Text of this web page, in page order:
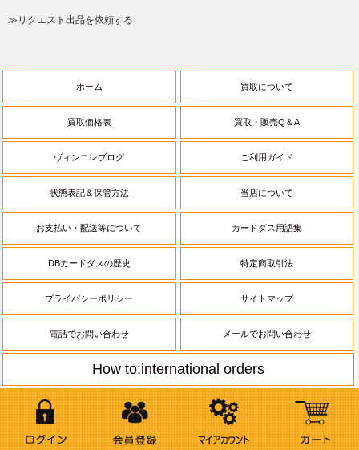
≫リクエスト出品を依頼する
ホーム 買取について
買取価格表 買取・販売Q＆A
ヴィンコレブログ ご利用ガイド
状態表記＆保管方法 当店について
お支払い・配送等について カードダス用語集
DBカードダスの歴史 特定商取引法
プライバシーポリシー サイトマップ
電話でお問い合わせ メールでお問い合わせ
How to:international orders